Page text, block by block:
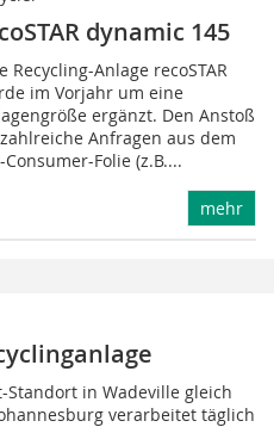
dynamic 145
Recycling-Anlage recoSTAR
im Vorjahr um eine
ergänzt. Den Anstoß
Anfragen aus dem
Folie (z.B....
mehr
Standort in Wadeville gleich
verarbeitet täglich